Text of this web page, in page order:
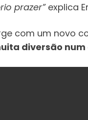
prazer” explica
com um novo
diversão